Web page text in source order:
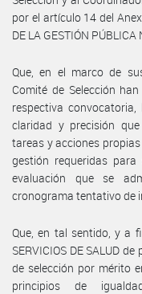
por el artículo 14 del
DE LA GESTIÓN
Que, en el marco de
Comité de Selección
respectiva
claridad y precisión
tareas y acciones
gestión requeridas
evaluación que se
cronograma tentativo de
Que, en tal sentido, y a
SERVICIOS DE SALUD
de selección por mérito
principios de